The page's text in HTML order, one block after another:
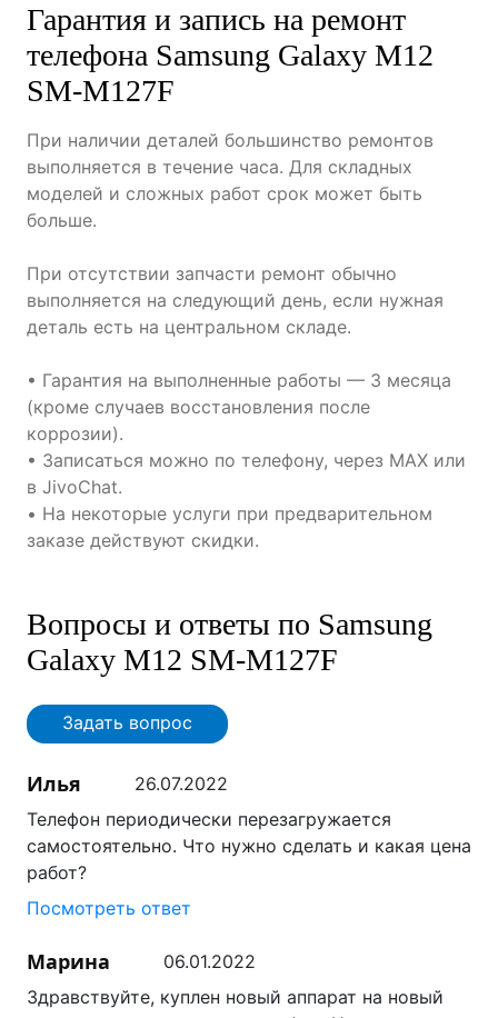
Гарантия и запись на ремонт
телефона Samsung Galaxy M12
SM-M127F
При наличии деталей большинство ремонтов
выполняется в течение часа. Для складных
моделей и сложных работ срок может быть
больше.
При отсутствии запчасти ремонт обычно
выполняется на следующий день, если нужная
деталь есть на центральном складе.
• Гарантия на выполненные работы — 3 месяца
(кроме случаев восстановления после
коррозии).
• Записаться можно по телефону, через MAX или
в JivoChat.
• На некоторые услуги при предварительном
заказе действуют скидки.
Вопросы и ответы по Samsung
Galaxy M12 SM-M127F
Задать вопрос
Илья
26.07.2022
Телефон периодически перезагружается
самостоятельно. Что нужно сделать и какая цена
работ?
Посмотреть ответ
Марина
06.01.2022
Здравствуйте, куплен новый аппарат на новый